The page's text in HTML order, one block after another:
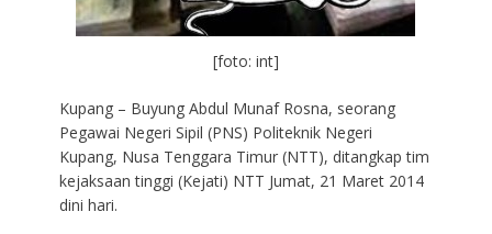
[foto: int]
Kupang – Buyung Abdul Munaf Rosna, seorang
Pegawai Negeri Sipil (PNS) Politeknik Negeri
Kupang, Nusa Tenggara Timur (NTT), ditangkap tim
kejaksaan tinggi (Kejati) NTT Jumat, 21 Maret 2014
dini hari.